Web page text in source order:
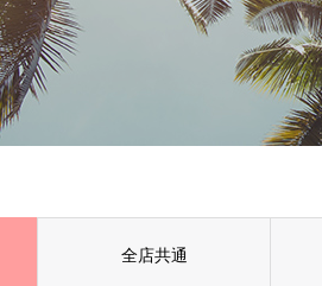
全店共通